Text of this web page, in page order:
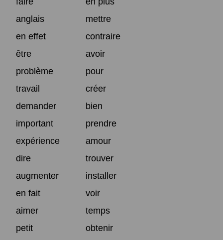
anglais
mettre
en effet
contraire
être
avoir
problème
pour
travail
créer
demander
bien
important
prendre
expérience
amour
dire
trouver
augmenter
installer
en fait
voir
aimer
temps
petit
obtenir